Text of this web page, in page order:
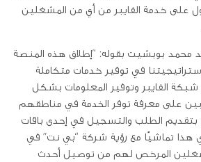
على خدمة الفايبر من أي من المشغلين
محمد بوبشيت بقوله: “إطلاق هذه المنصة
في توفير خدمات متكاملة
الفايبر وتوفير المعلومات بشكل
على معرفة توفر الخدمة في مناطقهم
بتقديم الطلب والتسجيل في إحدى باقات
هذا تماشيًا مع رؤية شركة “بي نت” في
المرخص لهم من توصيل أحدث